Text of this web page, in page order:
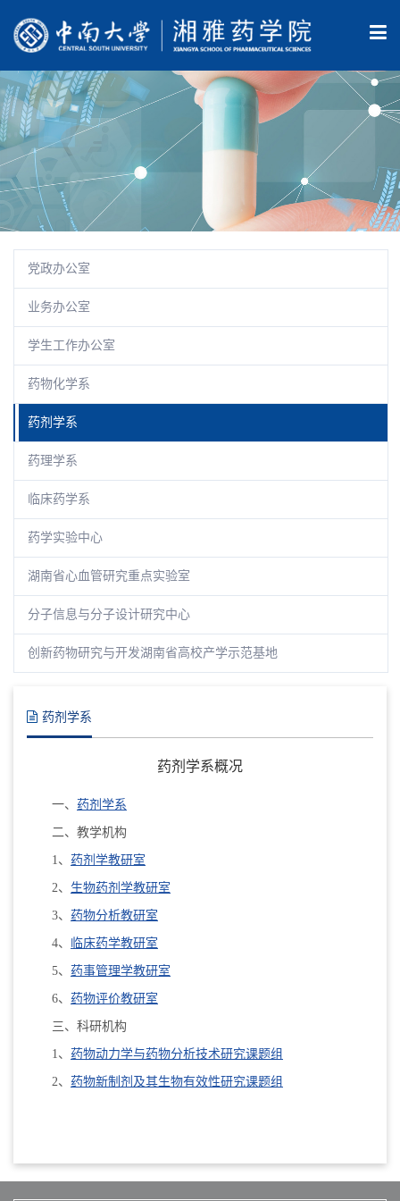
党政办公室
业务办公室
学生工作办公室
药物化学系
药剂学系
药理学系
临床药学系
药学实验中心
湖南省心血管研究重点实验室
分子信息与分子设计研究中心
创新药物研究与开发湖南省高校产学示范基地
药剂学系
药剂学系概况
一、 药剂学系
二、教学机构
1、 药剂学教研室
2、 生物药剂学教研室
3、 药物分析教研室
4、 临床药学教研室
5、 药事管理学教研室
6、 药物评价教研室
三、科研机构
1、 药物动力学与药物分析技术研究课题组
2、 药物新制剂及其生物有效性研究课题组